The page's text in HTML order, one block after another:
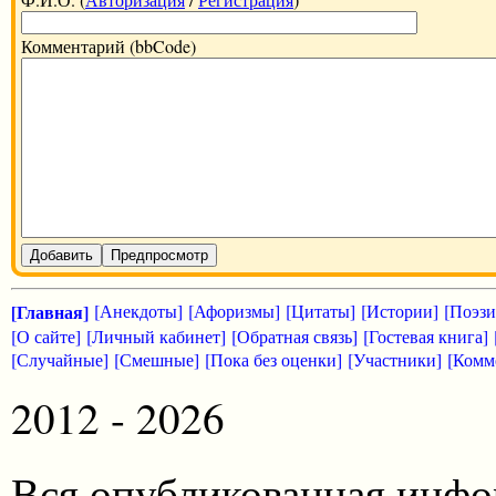
Комментарий (bbCode)
Добавить Предпросмотр
[Главная] [Анекдоты] [Афоризмы] [Цитаты] [Истории]
[О сайте] [Личный кабинет] [Обратная связь] [Гостевая книга]
[Случайные] [Смешные] [Пока без оценки] [Участники]
2012 - 2026